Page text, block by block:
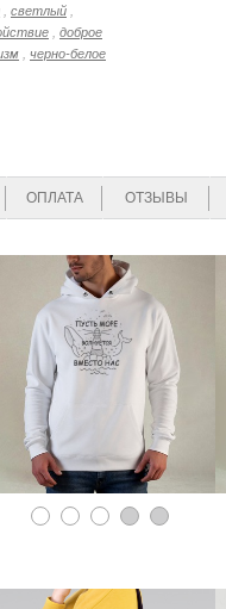
светлый
доброе
черно-белое
ОПЛАТА ОТЗЫВЫ